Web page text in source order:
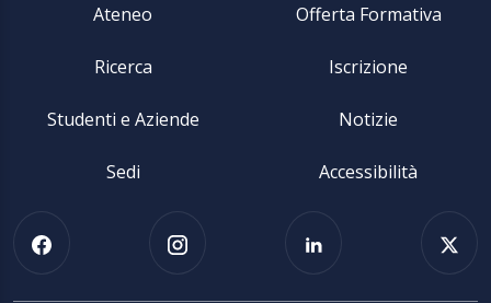
Ateneo Offerta Formativa
Ricerca Iscrizione
Studenti e Aziende Notizie
Sedi Accessibilità